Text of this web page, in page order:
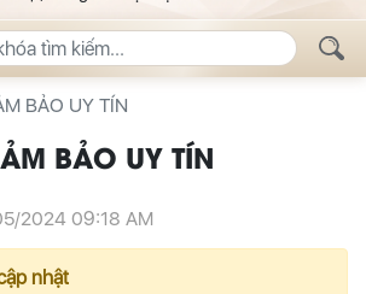
BẢO UY TÍN
BẢO UY TÍN
2024 09:18 AM
nhật